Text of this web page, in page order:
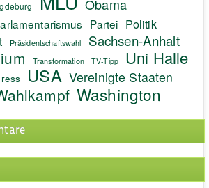
Obama
Partei Politik
Präsidentschaftswahl Sachsen-Anhalt
Transformation TV-Tipp Uni Halle
USA Vereinigte Staaten
Washington